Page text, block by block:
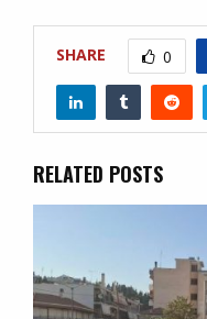
SHARE 0
RELATED POSTS